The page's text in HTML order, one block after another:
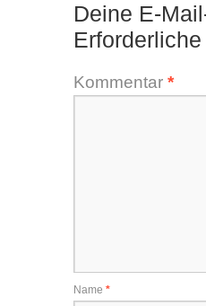
Deine E-
Kommentar *
Name *